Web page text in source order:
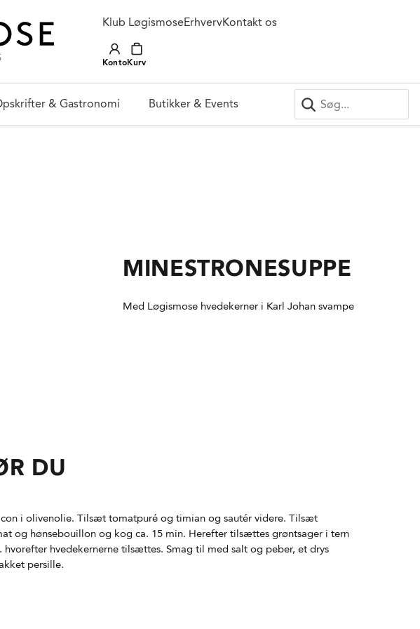
Klub LøgismoseErhvervKontakt os
KontoKurv
& Gastronomi Butikker & Events
MINESTRONESUPPE
Med Løgismose hvedekerner i Karl Johan svampe
DU
i olivenolie. Tilsæt tomatpuré og timian og sautér videre. Tilsæt
og hønsebouillon og kog ca. 15 min. Herefter tilsættes grøntsager i tern
hvedekernerne tilsættes. Smag til med salt og peber, et drys
persille.